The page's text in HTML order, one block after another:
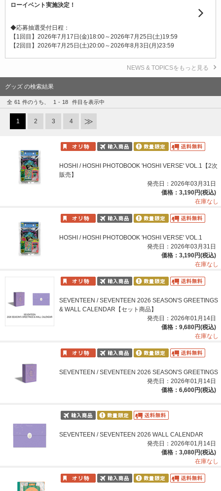
ローイベント実施決定！
◆応募抽選受付日程：
【1回目】2026年7月17日(金)18:00～2026年7月25日(土)19:59
【2回目】2026年7月25日(土)20:00～2026年8月3日(月)23:59
NEWS & TOPICSをもっと見る
グッズ の検索結果
全 61 件のうち、 1 - 18 件目を表示中
1 2 3 4
HOSHI / HOSHI PHOTOBOOK 'HOSHI VERSE' VOL.1【2次
販売】
発売日：2026年03月31日
価格：3,190円(税込)
在庫なし
HOSHI / HOSHI PHOTOBOOK 'HOSHI VERSE' VOL.1
発売日：2026年03月31日
価格：3,190円(税込)
在庫なし
SEVENTEEN / SEVENTEEN 2026 SEASON'S GREETINGS
& WALL CALENDAR【セット商品】
発売日：2026年01月14日
価格：9,680円(税込)
在庫なし
SEVENTEEN / SEVENTEEN 2026 SEASON'S GREETINGS
発売日：2026年01月14日
価格：6,600円(税込)
SEVENTEEN / SEVENTEEN 2026 WALL CALENDAR
発売日：2026年01月14日
価格：3,080円(税込)
在庫なし